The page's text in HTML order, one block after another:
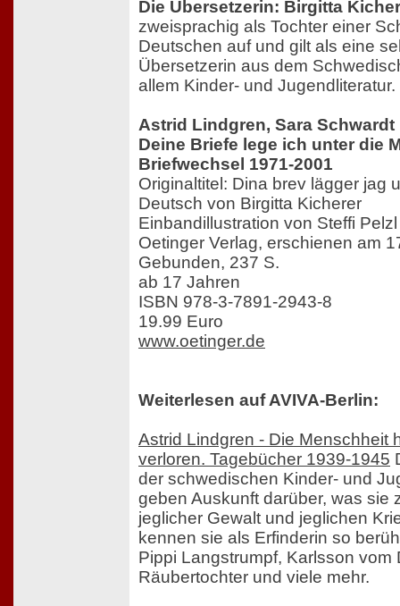
Die Übersetzerin: Birgitta
zweisprachig als Tochter einer
Deutschen auf und gilt als eine
Übersetzerin aus dem
allem Kinder- und Jugendliteratur.
Astrid Lindgren, Sara Schwardt
Deine Briefe lege ich unter die
Briefwechsel 1971-2001
Originaltitel: Dina brev lägger jag
Deutsch von Birgitta Kicherer
Einbandillustration von Steffi Pelzl
Oetinger Verlag, erschienen am
Gebunden, 237 S.
ab 17 Jahren
ISBN 978-3-7891-2943-8
19.99 Euro
www.oetinger.de
Weiterlesen auf AVIVA-Berlin:
Astrid Lindgren - Die Menschheit
verloren. Tagebücher 1939-1945
der schwedischen Kinder- und
geben Auskunft darüber, was sie
jeglicher Gewalt und jeglichen
kennen sie als Erfinderin so
Pippi Langstrumpf, Karlsson vom
Räubertochter und viele mehr.